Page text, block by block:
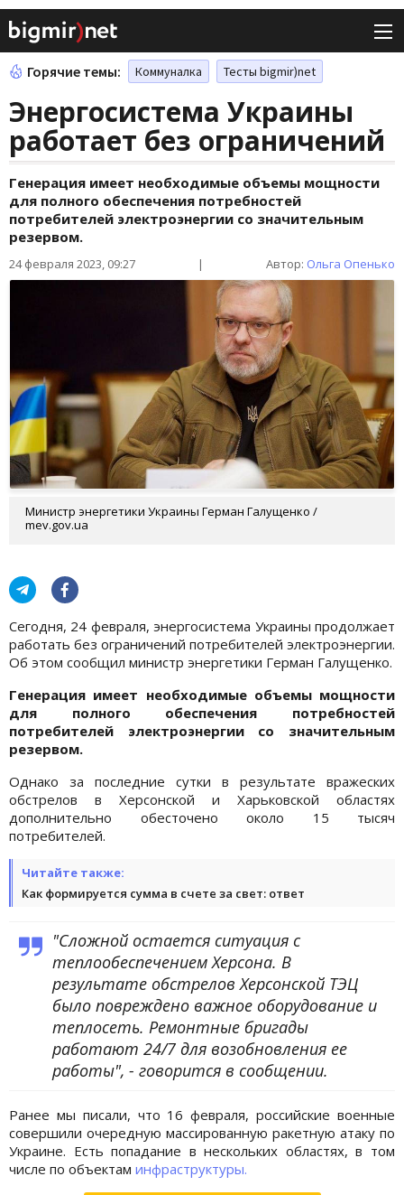
Горячие темы: Коммуналка Тесты bigmir)net
Энергосистема Украины
работает без ограничений
Генерация имеет необходимые объемы мощности
для полного обеспечения потребностей
потребителей электроэнергии со значительным
резервом.
24 февраля 2023, 09:27 | Автор: Ольга Опенько
Министр энергетики Украины Герман Галущенко /
mev.gov.ua
Сегодня, 24 февраля, энергосистема Украины продолжает
работать без ограничений потребителей электроэнергии.
Об этом сообщил министр энергетики Герман Галущенко.
Генерация имеет необходимые объемы мощности
для полного обеспечения потребностей
потребителей электроэнергии со значительным
резервом.
Однако за последние сутки в результате вражеских
обстрелов в Херсонской и Харьковской областях
дополнительно обесточено около 15 тысяч
потребителей.
Читайте также:
Как формируется сумма в счете за свет: ответ
"Сложной остается ситуация с
теплообеспечением Херсона. В
результате обстрелов Херсонской ТЭЦ
было повреждено важное оборудование и
теплосеть. Ремонтные бригады
работают 24/7 для возобновления ее
работы", - говорится в сообщении.
Ранее мы писали, что 16 февраля, российские военные
совершили очередную массированную ракетную атаку по
Украине. Есть попадание в нескольких областях, в том
числе по объектам инфраструктуры.